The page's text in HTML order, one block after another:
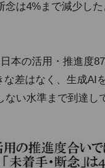
念は4%まで減少した
本の活用・推進度
な差はなく、生成AI
い水準まで到達し